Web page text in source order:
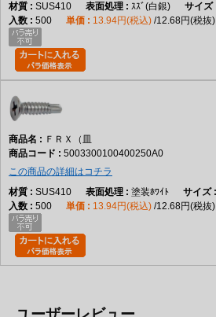
SUS410
ｽｽﾞ(白銀)
500
13.94円(税込) 12.68円(税抜)
ＦＲＸ（皿
5003300100400250A0
この商品の詳細はコチラ
SUS410
塗装ﾎﾜｲﾄ
500
13.94円(税込) 12.68円(税抜)